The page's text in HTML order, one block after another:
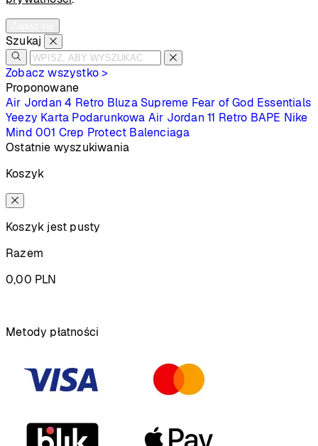
Szukaj
Zobacz wszystko >
Proponowane
Air Jordan 4 Retro Bluza Supreme Fear of God Essentials
Yeezy Karta Podarunkowa Air Jordan 11 Retro BAPE Nike
Mind 001 Crep Protect Balenciaga
Ostatnie wyszukiwania
Koszyk
Koszyk jest pusty
Razem
0,00 PLN
Metody płatności